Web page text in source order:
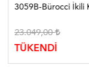
3059B-Bürocci İkili
23.049,00
TÜKENDİ